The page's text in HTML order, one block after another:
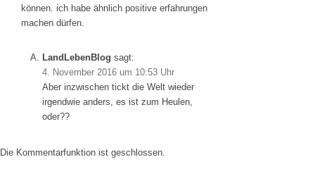
können. ich habe ähnlich positive erfahrungen
machen dürfen.
LandLebenBlog sagt:
4. November 2016 um 10:53 Uhr
Aber inzwischen tickt die Welt wieder
irgendwie anders, es ist zum Heulen,
oder??
Die Kommentarfunktion ist geschlossen.